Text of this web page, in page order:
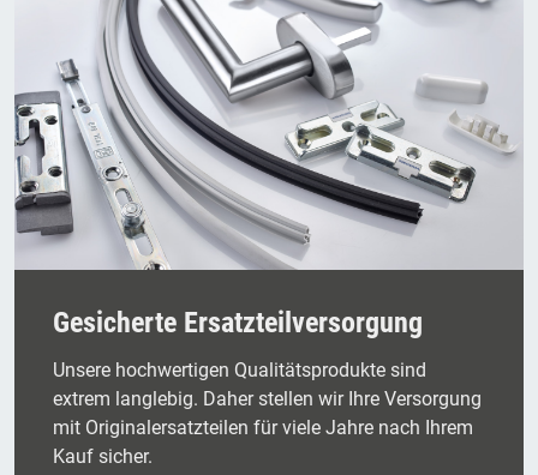
Gesicherte Ersatzteilversorgung
Unsere hochwertigen Qualitätsprodukte sind
extrem langlebig. Daher stellen wir Ihre Versorgung
mit Originalersatzteilen für viele Jahre nach Ihrem
Kauf sicher.